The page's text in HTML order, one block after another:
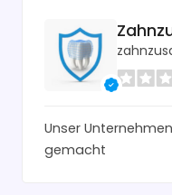
Unser
gemacht